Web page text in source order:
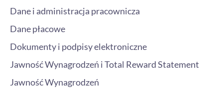
Dane i administracja pracownicza
Dane płacowe
Dokumenty i podpisy elektroniczne
Jawność Wynagrodzeń i Total Reward Statement
Jawność Wynagrodzeń